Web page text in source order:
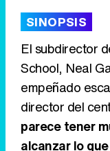
SINOPSIS
El subdirector
School, Neal
empeñado
director del
parece tener
alcanzar lo